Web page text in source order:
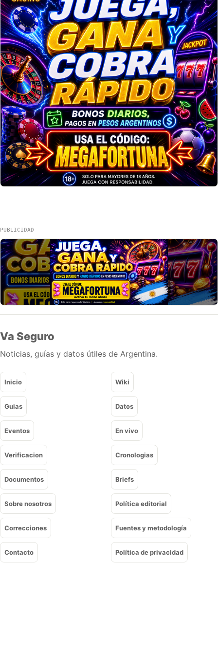
PUBLICIDAD
Va Seguro
Noticias, guías y datos útiles de Argentina.
Inicio Wiki
Guias Datos
Eventos En vivo
Verificacion Cronologias
Documentos Briefs
Sobre nosotros Política editorial
Correcciones Fuentes y metodología
Contacto Política de privacidad